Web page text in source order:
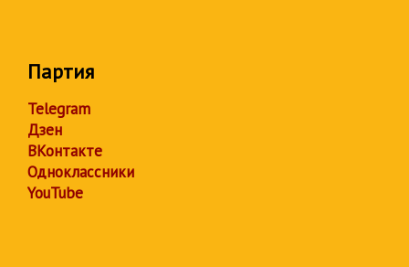
Партия
Telegram
Дзен
ВКонтакте
Одноклассники
YouTube